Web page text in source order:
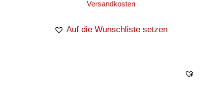
Versandkosten
Auf die Wunschliste setzen